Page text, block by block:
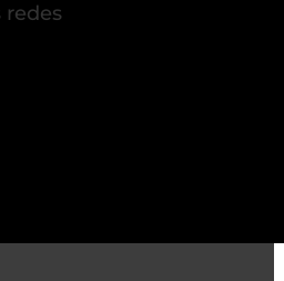
redes